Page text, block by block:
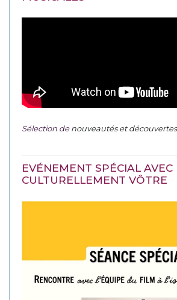
Sélection denouveautés et
EVÉNEMENT SPÉCIAL AVEC
CULTURELLEMENT VÔTRE